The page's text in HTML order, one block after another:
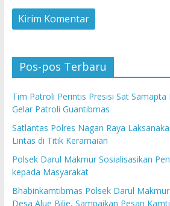
Pos-pos Terbaru
Tim Patroli Perintis Presisi Sat Samapta
Gelar Patroli Guantibmas
Satlantas Polres Nagan Raya
Lintas di Titik Keramaian
Polsek Darul Makmur Sosialisasikan
kepada Masyarakat
Bhabinkamtibmas Polsek Darul
Desa Alue Bilie, Sampaikan Pesan